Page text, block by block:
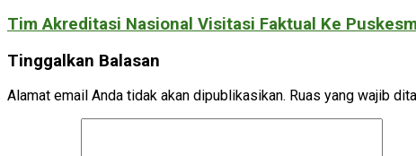
Tim Akreditasi Nasional Visitasi Faktual Ke
Tinggalkan Balasan
Alamat email Anda tidak akan dipublikasikan. Ruas yang wajib